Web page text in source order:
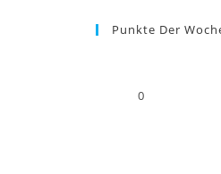
Punkte Der
0